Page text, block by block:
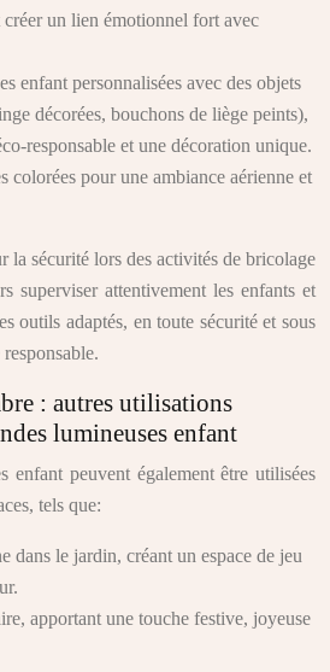
un lien émotionnel fort avec
enfant personnalisées avec des objets
décorées, bouchons de liège peints),
responsable et une décoration unique.
colorées pour une ambiance aérienne et
sécurité lors des activités de bricolage
superviser attentivement les enfants et
outils adaptés, en toute sécurité et sous
: autres utilisations
lumineuses enfant
enfant peuvent également être utilisées
tels que:
dans le jardin, créant un espace de jeu
apportant une touche festive, joyeuse